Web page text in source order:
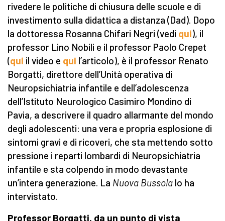
rivedere le politiche di chiusura delle scuole e di
investimento sulla didattica a distanza (Dad). Dopo
la dottoressa Rosanna Chifari Negri (vedi qui), il
professor Lino Nobili e il professor Paolo Crepet
(qui il video e qui l’articolo), è il professor Renato
Borgatti, direttore dell’Unità operativa di
Neuropsichiatria infantile e dell’adolescenza
dell’Istituto Neurologico Casimiro Mondino di
Pavia, a descrivere il quadro allarmante del mondo
degli adolescenti: una vera e propria esplosione di
sintomi gravi e di ricoveri, che sta mettendo sotto
pressione i reparti lombardi di Neuropsichiatria
infantile e sta colpendo in modo devastante
un’intera generazione. La Nuova Bussola lo ha
intervistato.
Professor Borgatti, da un punto di vista